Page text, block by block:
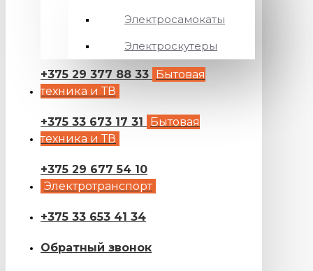
Электросамокаты
Электроскутеры
+375 29 377 88 33 Бытовая
техника и ТВ
+375 33 673 17 31
Бытовая
техника и ТВ
+375 29 677 54 10
Электротранспорт
+375 33 653 41 34
Обратный звонок